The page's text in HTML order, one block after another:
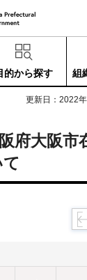
的から探す 組
更新日：2022
府大阪市